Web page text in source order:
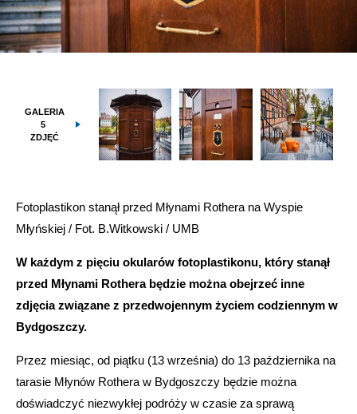
GALERIA
5
ZDJĘĆ
Fotoplastikon stanął przed Młynami Rothera na Wyspie
Młyńskiej / Fot. B.Witkowski / UMB
W każdym z pięciu okularów fotoplastikonu, który stanął
przed Młynami Rothera będzie można obejrzeć inne
zdjęcia związane z przedwojennym życiem codziennym w
Bydgoszczy.
Przez miesiąc, od piątku (13 września) do 13 października na
tarasie Młynów Rothera w Bydgoszczy będzie można
doświadczyć niezwykłej podróży w czasie za sprawą